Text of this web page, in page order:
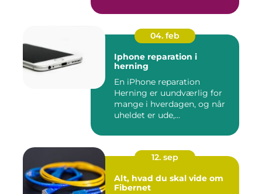
04. feb
Iphone reparation i
herning
En iPhone reparation
Herning er uundværlig for
mange i hverdagen, og når
uheldet er ude,...
12. sep
Alt, hvad du skal vide om
Fibernet